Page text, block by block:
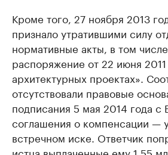
Кроме того, 27 ноября 2013
признало утратившими силу
нормативные акты, в том
распоряжение от 22 июня
архитектурных проектах».
отсутствовали правовые
подписания 5 мая 2014 года с
соглашения о компенсации —
встречном иске. Ответчик